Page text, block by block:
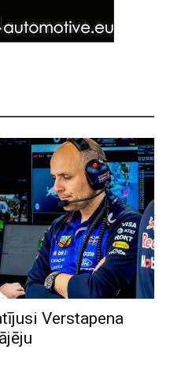
Verstapena